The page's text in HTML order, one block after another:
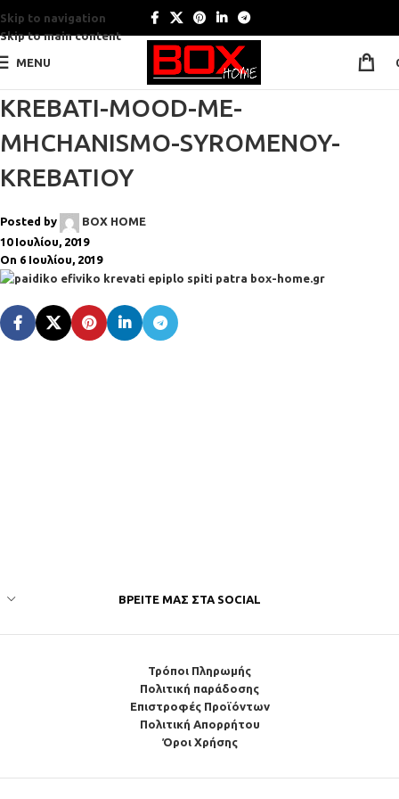
Skip to navigation
Skip to main content
MENU
KREBATI-MOOD-ME-
MHCHANISMO-SYROMENOY-
KREBATIOY
Posted by
BOX HOME
10 Ιουλίου, 2019
On 6 Ιουλίου, 2019
ΒΡΕΊΤΕ ΜΑΣ ΣΤΑ SOCIAL
Τρόποι Πληρωμής
Πολιτική παράδοσης
Επιστροφές Προϊόντων
Πολιτική Απορρήτου
Όροι Χρήσης